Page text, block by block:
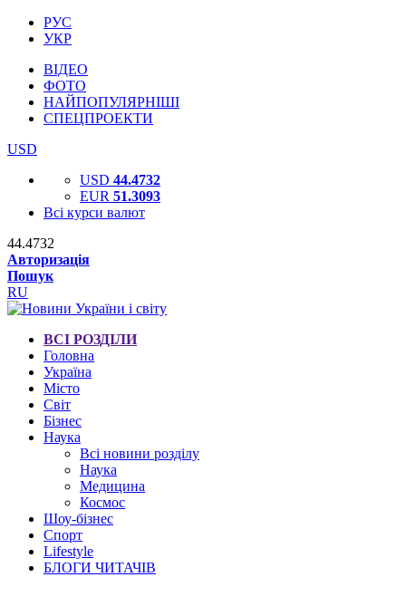
РУС
УКР
ВІДЕО
ФОТО
НАЙПОПУЛЯРНІШІ
СПЕЦПРОЕКТИ
USD
USD 44.4732
EUR 51.3093
Всі курси валют
44.4732
Авторизація
Пошук
RU
ВСІ РОЗДІЛИ
Головна
Україна
Місто
Світ
Бізнес
Наука
Всі новини розділу
Наука
Медицина
Космос
Шоу-бізнес
Спорт
Lifestyle
БЛОГИ ЧИТАЧІВ